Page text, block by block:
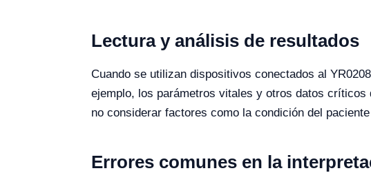
Lectura y análisis de resultados
Cuando se utilizan dispositivos conectados al
ejemplo, los parámetros vitales y otros datos
no considerar factores como la condición del
Errores comunes en la